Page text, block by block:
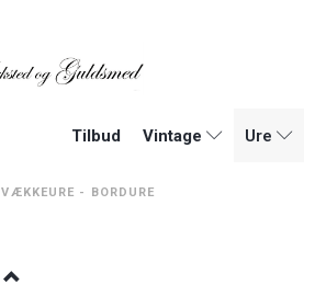
Tilbud Vintage Ure
VÆKKEURE - BORDURE